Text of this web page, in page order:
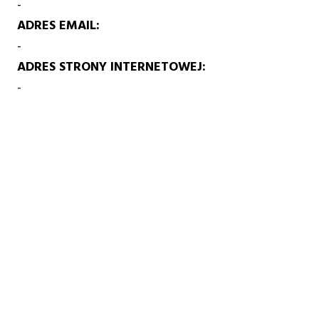
-
ADRES EMAIL
-
ADRES STRONY INTERNETOWEJ
-